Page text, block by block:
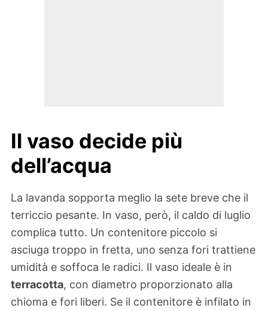
Il vaso decide più
dell’acqua
La lavanda sopporta meglio la sete breve che il
terriccio pesante. In vaso, però, il caldo di luglio
complica tutto. Un contenitore piccolo si
asciuga troppo in fretta, uno senza fori trattiene
umidità e soffoca le radici. Il vaso ideale è in
terracotta, con diametro proporzionato alla
chioma e fori liberi. Se il contenitore è infilato in